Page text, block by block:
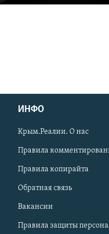
ИНФО
Крым.Реалии. О нас
Правила
Правила копирайта
Обратная связь
Вакансии
Правила защиты